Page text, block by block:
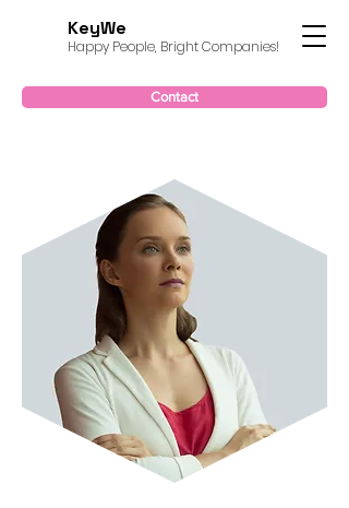
KeyWe
Happy People, Bright Companies!
Contact